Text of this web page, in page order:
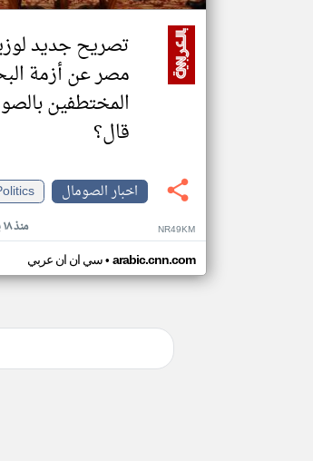
تصريح جديد
مصر عن أزمة
المختطفين
قال؟
اخبار الصومال
منذ ١٨ يوم NR49KM
سي ان ان عربي• arabic.cnn.com